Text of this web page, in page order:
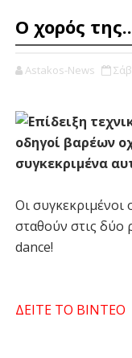
Ο χορός
Astakos-News
Επίδειξη
οδηγοί βαρέων
συγκεκριμένα
Οι συγκεκριμένοι
σταθούν στις δύο
dance!
ΔΕΙΤΕ ΤΟ ΒΙΝΤΕΟ